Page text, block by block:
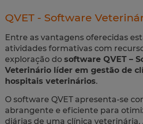
QVET - Software
Entre as vantagens oferecidas
atividades formativas com
exploração do software QVET –
Veterinário líder em gestão de
hospitais veterinários.
O software QVET apresenta-se
abrangente e eficiente para
diárias de uma clínica